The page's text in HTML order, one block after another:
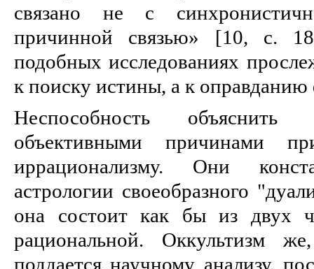
связано не с
причинной связью» [10, c.
подобных исследованиях
к поиску истины, а к
Неспособность объяснить
объективными причинами
иррационализму. Они
астpологии своеобpазного
она состоит как бы из двух
pациональной. Оккультизм
поддается научному анализу,